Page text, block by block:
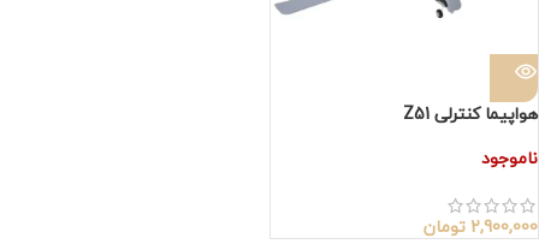
هواپیما کنترلی Z51
ناموجود
2,900,000 تومان